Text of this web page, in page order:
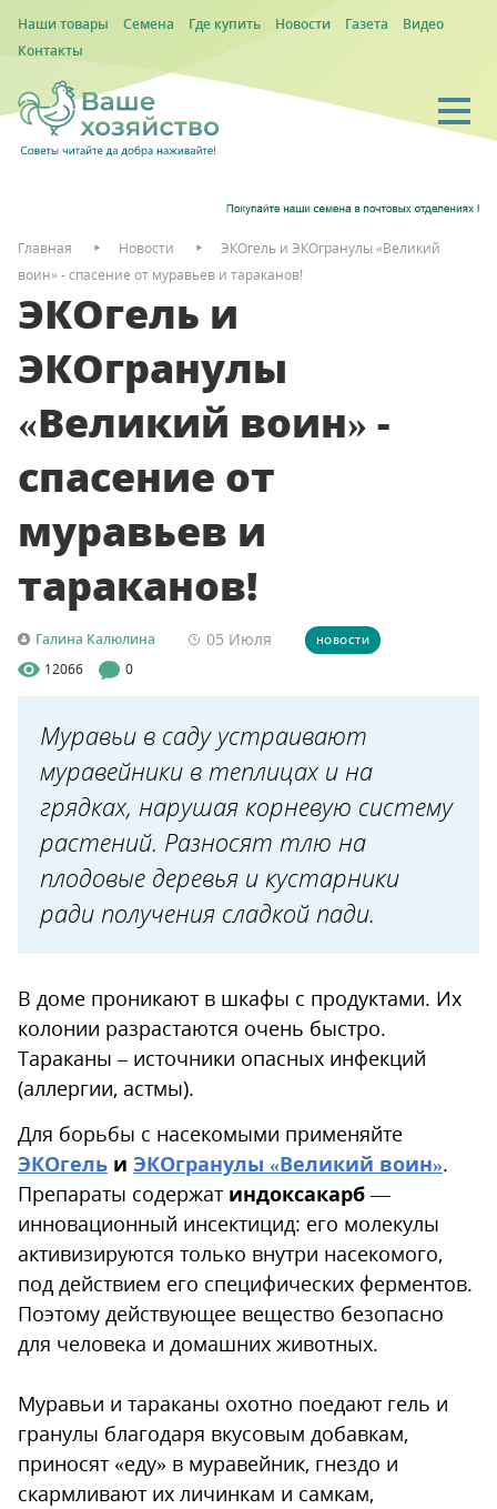
Наши товары Семена Где купить Новости Газета
Видео
Контакты
Главная Новости
ЭКОгель и ЭКОгранулы «Великий
воин» - спасение от муравьев и тараканов!
ЭКОгель и
ЭКОгранулы
«Великий воин» -
спасение от
муравьев и
тараканов!
Галина Калюлина 05 Июля НОВОСТИ
12066 0
Муравьи в саду устраивают
муравейники в теплицах и на
грядках, нарушая корневую систему
растений. Разносят тлю на
плодовые деревья и кустарники
ради получения сладкой пади.
В доме проникают в шкафы с продуктами. Их
колонии разрастаются очень быстро.
Тараканы – источники опасных инфекций
(аллергии, астмы).
Для борьбы с насекомыми применяйте
ЭКОгель и ЭКОгранулы «Великий воин».
Препараты содержат индоксакарб—
инновационный инсектицид: его молекулы
активизируются только внутри насекомого,
под действием его специфических ферментов.
Поэтому действующее вещество безопасно
для человека и домашних животных.
Муравьи и тараканы охотно поедают гель и
гранулы благодаря вкусовым добавкам,
приносят «еду» в муравейник, гнездо и
скармливают их личинкам и самкам,